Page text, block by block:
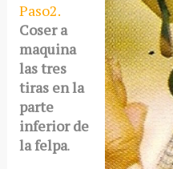
Paso2.
Coser a
maquina
las tres
tiras en la
parte
inferior de
la felpa.